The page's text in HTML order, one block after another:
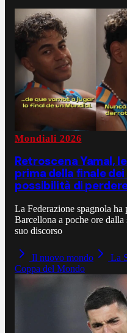
Mondiali 2026
Retroscena Yamal,
prima della finale
possibilità di
La Federazione spagnola
Barcellona a poche ore
suo discorso
Il nuovo mondo
La
Coppa del Mondo